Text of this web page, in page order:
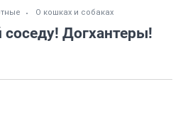
О кошках и собаках
Догхантеры!